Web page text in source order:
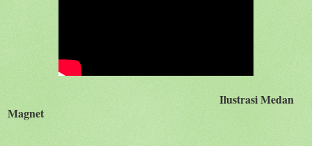
Ilustrasi Medan
Magnet